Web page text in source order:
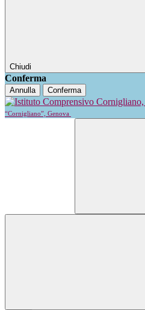
Chiudi
Conferma
Annulla Conferma
“Cornigliano”, Genova